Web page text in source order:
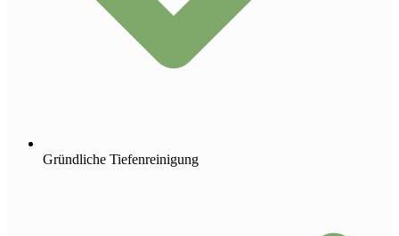
Gründliche Tiefenreinigung